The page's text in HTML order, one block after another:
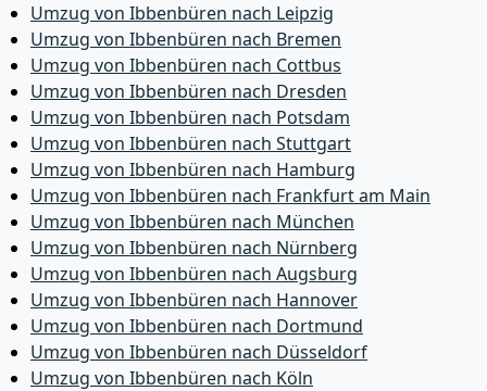
Umzug von Ibbenbüren nach Leipzig
Umzug von Ibbenbüren nach Bremen
Umzug von Ibbenbüren nach Cottbus
Umzug von Ibbenbüren nach Dresden
Umzug von Ibbenbüren nach Potsdam
Umzug von Ibbenbüren nach Stuttgart
Umzug von Ibbenbüren nach Hamburg
Umzug von Ibbenbüren nach Frankfurt am Main
Umzug von Ibbenbüren nach München
Umzug von Ibbenbüren nach Nürnberg
Umzug von Ibbenbüren nach Augsburg
Umzug von Ibbenbüren nach Hannover
Umzug von Ibbenbüren nach Dortmund
Umzug von Ibbenbüren nach Düsseldorf
Umzug von Ibbenbüren nach Köln